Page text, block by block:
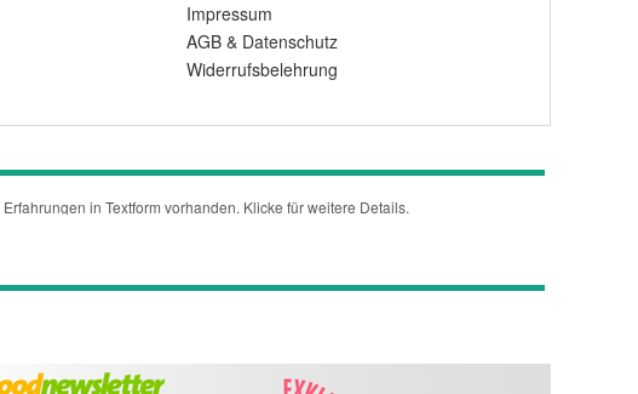
Impressum
AGB & Datenschutz
Widerrufsbelehrung